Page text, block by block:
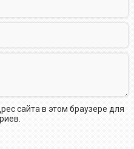
сайта в этом браузере для